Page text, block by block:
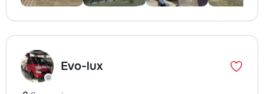
Evo-lux